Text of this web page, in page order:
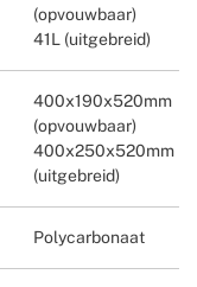
(opvouwbaar)
41L (uitgebreid)
400x190x520mm
(opvouwbaar)
400x250x520mm
(uitgebreid)
Polycarbonaat